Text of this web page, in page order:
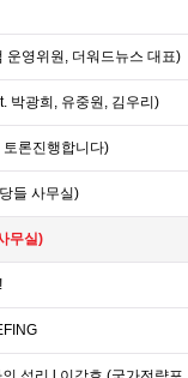
운영위원, 더워드뉴스 대표)
박광희, 유중원, 김우리)
론진행합니다)
들 사무실)
무실)